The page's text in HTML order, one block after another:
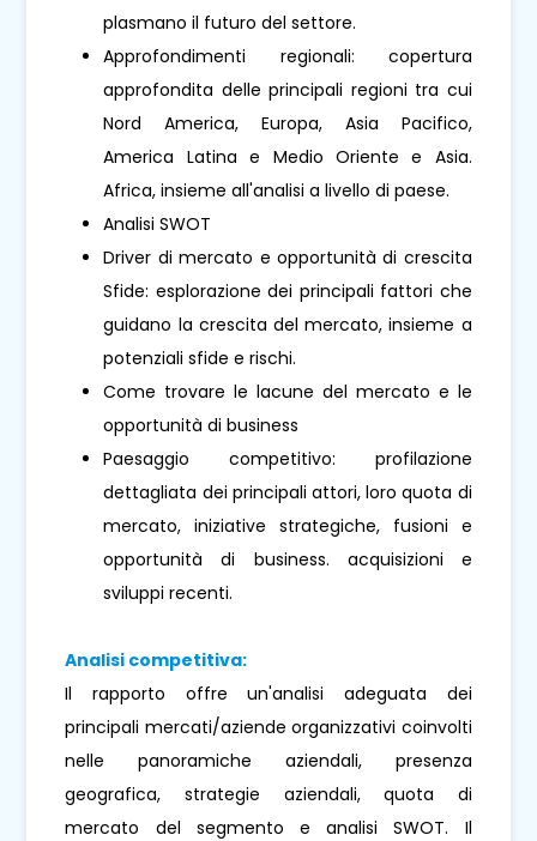
plasmano il futuro del settore.
Approfondimenti regionali: copertura
approfondita delle principali regioni tra cui
Nord America, Europa, Asia Pacifico,
America Latina e Medio Oriente e Asia.
Africa, insieme all'analisi a livello di paese.
Analisi SWOT
Driver di mercato e opportunità di crescita
Sfide: esplorazione dei principali fattori che
guidano la crescita del mercato, insieme a
potenziali sfide e rischi.
Come trovare le lacune del mercato e le
opportunità di business
Paesaggio competitivo: profilazione
dettagliata dei principali attori, loro quota di
mercato, iniziative strategiche, fusioni e
opportunità di business. acquisizioni e
sviluppi recenti.
Analisi competitiva:
Il rapporto offre un'analisi adeguata dei
principali mercati/aziende organizzativi coinvolti
nelle panoramiche aziendali, presenza
geografica, strategie aziendali, quota di
mercato del segmento e analisi SWOT. Il